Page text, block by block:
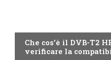
Che cos’è il DVB-T2
verificare la